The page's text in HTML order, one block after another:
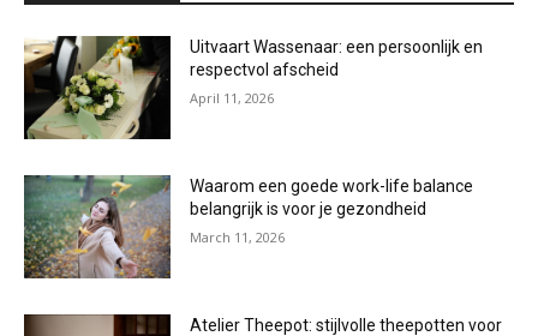
Uitvaart Wassenaar: een persoonlijk en
respectvol afscheid
April 11, 2026
Waarom een goede work-life balance
belangrijk is voor je gezondheid
March 11, 2026
Atelier Theepot: stijlvolle theepotten voor